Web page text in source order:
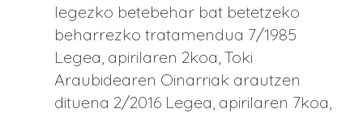
legezko betebehar bat betetzeko
beharrezko tratamendua 7/1985
Legea, apirilaren 2koa, Toki
Araubidearen Oinarriak arautzen
dituena 2/2016 Legea, apirilaren 7koa,